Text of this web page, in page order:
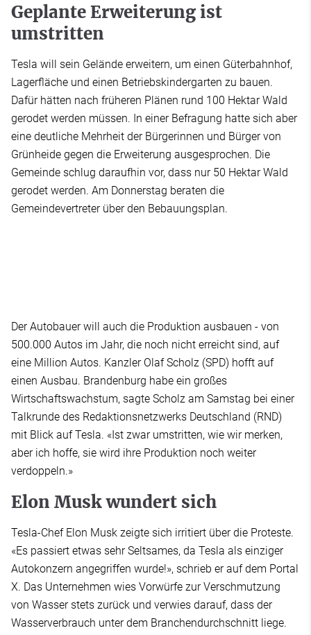
Geplante Erweiterung ist
umstritten
Tesla will sein Gelände erweitern, um einen Güterbahnhof,
Lagerfläche und einen Betriebskindergarten zu bauen.
Dafür hätten nach früheren Plänen rund 100 Hektar Wald
gerodet werden müssen. In einer Befragung hatte sich aber
eine deutliche Mehrheit der Bürgerinnen und Bürger von
Grünheide gegen die Erweiterung ausgesprochen. Die
Gemeinde schlug daraufhin vor, dass nur 50 Hektar Wald
gerodet werden. Am Donnerstag beraten die
Gemeindevertreter über den Bebauungsplan.
Der Autobauer will auch die Produktion ausbauen - von
500.000 Autos im Jahr, die noch nicht erreicht sind, auf
eine Million Autos. Kanzler Olaf Scholz (SPD) hofft auf
einen Ausbau. Brandenburg habe ein großes
Wirtschaftswachstum, sagte Scholz am Samstag bei einer
Talkrunde des Redaktionsnetzwerks Deutschland (RND)
mit Blick auf Tesla. «Ist zwar umstritten, wie wir merken,
aber ich hoffe, sie wird ihre Produktion noch weiter
verdoppeln.»
Elon Musk wundert sich
Tesla-Chef Elon Musk zeigte sich irritiert über die Proteste.
«Es passiert etwas sehr Seltsames, da Tesla als einziger
Autokonzern angegriffen wurde!», schrieb er auf dem Portal
X. Das Unternehmen wies Vorwürfe zur Verschmutzung
von Wasser stets zurück und verwies darauf, dass der
Wasserverbrauch unter dem Branchendurchschnitt liege.